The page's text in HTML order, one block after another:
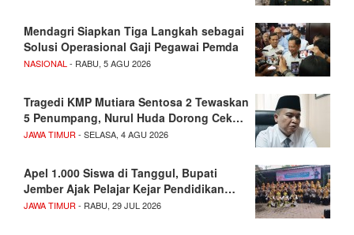
Mendagri Siapkan Tiga Langkah sebagai
Solusi Operasional Gaji Pegawai Pemda
NASIONAL - RABU, 5 AGU 2026
Tragedi KMP Mutiara Sentosa 2 Tewaskan
5 Penumpang, Nurul Huda Dorong Cek…
JAWA TIMUR - SELASA, 4 AGU 2026
Apel 1.000 Siswa di Tanggul, Bupati
Jember Ajak Pelajar Kejar Pendidikan…
JAWA TIMUR - RABU, 29 JUL 2026